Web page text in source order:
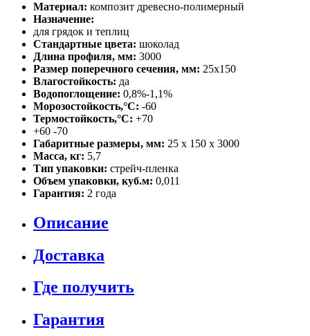
Материал: композит древесно-полимерный
Назначение:
для грядок и теплиц
Стандартные цвета: шоколад
Длина профиля, мм: 3000
Размер поперечного сечения, мм: 25х150
Влагостойкость: да
Водопоглощение: 0,8%-1,1%
Морозостойкость,°C: -60
Термостойкость,°C: +70
+60 -70
Габаритные размеры, мм: 25 х 150 х 3000
Масса, кг: 5,7
Тип упаковки: стрейч-пленка
Объем упаковки, куб.м: 0,011
Гарантия: 2 года
Описание
Доставка
Где получить
Гарантия